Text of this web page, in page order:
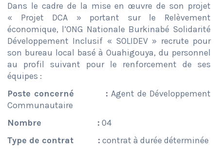
Dans le cadre de la mise en œuvre de son projet
« Projet DCA » portant sur le Relèvement
économique, l’ONG Nationale Burkinabé Solidarité
Développement Inclusif « SOLIDEV » recrute pour
son bureau local basé à Ouahigouya, du personnel
au profil suivant pour le renforcement de ses
équipes :
Poste concerné : Agent de Développement
Communautaire
Nombre : 04
Type de contrat : contrat à durée déterminée